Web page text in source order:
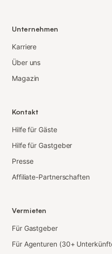
Unternehmen
Karriere
Über uns
Magazin
Kontakt
Hilfe für Gäste
Hilfe für Gastgeber
Presse
Affiliate-Partnerschaften
Vermieten
Für Gastgeber
Für Agenturen (30+